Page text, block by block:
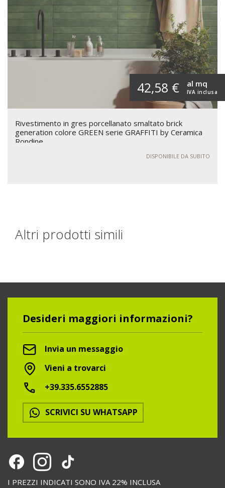
42,58 € IVA inclusa
al mq
Rivestimento in gres porcellanato smaltato brick
generation colore GREEN serie GRAFFITI by Ceramica
Rondine
DISPONIBILE DA SUBITO
Altri prodotti simili
Desideri maggiori informazioni?
Invia un messaggio
Vieni a trovarci
+39.335.6552885
SCRIVICI SU WHATSAPP
I PREZZI INDICATI SONO IVA 22% INCLUSA